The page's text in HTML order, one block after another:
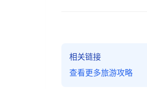
相关链接
查看更多旅游攻略